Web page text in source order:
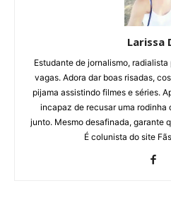
Larissa
Estudante de jornalismo,
vagas. Adora dar boas risadas,
pijama assistindo filmes e séries.
incapaz de recusar uma rodinha
junto. Mesmo desafinada, garante
É colunista do site